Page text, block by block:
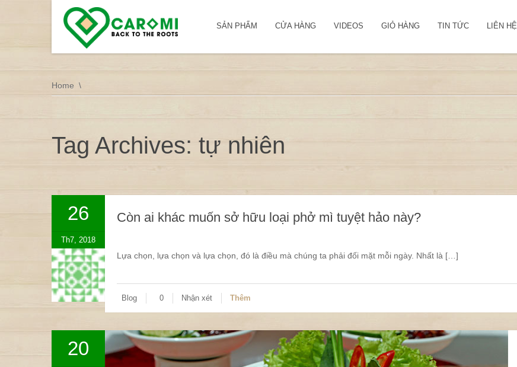
SẢN PHẨM CỬA HÀNG VIDEOS GIỎ HÀNG TIN TỨC LIÊN HỆ
Home
Tag Archives: tự nhiên
26
Th7, 2018
Còn ai khác muốn sở hữu loại phở mì tuyệt hảo này?
Lựa chọn, lựa chọn và lựa chọn, đó là điều mà chúng ta phải đối mặt mỗi ngày. Nhất là […]
Blog 0 Nhận xét Thêm
20